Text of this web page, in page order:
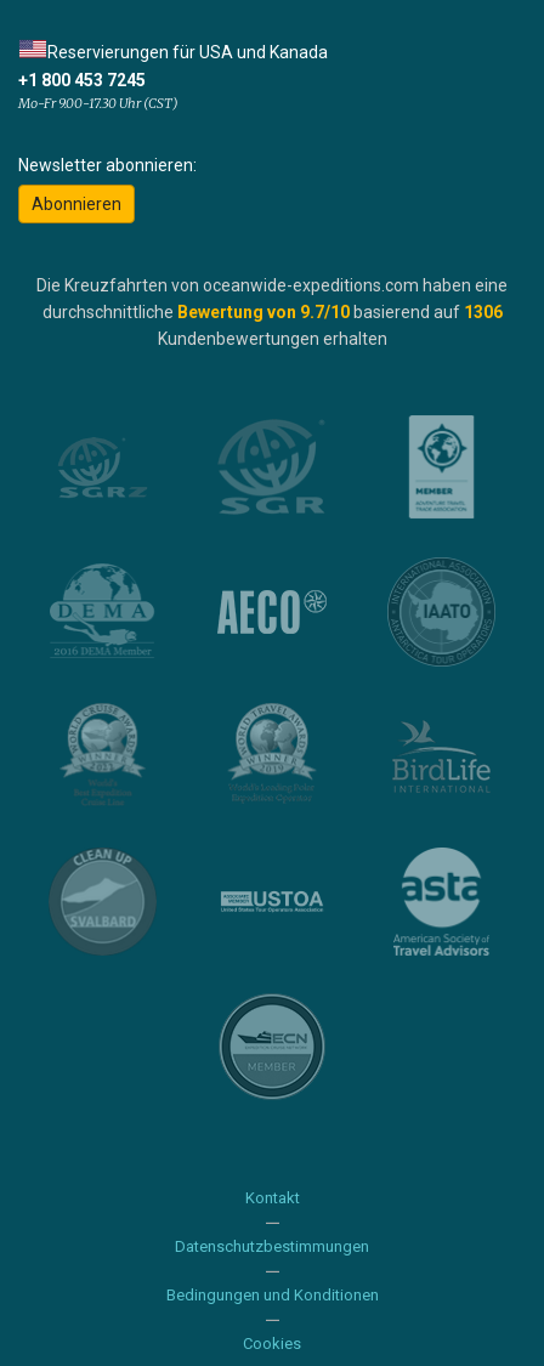
Reservierungen für USA und Kanada
+1 800 453 7245
Mo-Fr 9.00-17.30 Uhr (CST)
Newsletter abonnieren:
Abonnieren
Die Kreuzfahrten von oceanwide-expeditions.com haben eine
durchschnittliche Bewertung von 9.7/10 basierend auf 1306
Kundenbewertungen erhalten
Kontakt
Datenschutzbestimmungen
Bedingungen und Konditionen
Cookies